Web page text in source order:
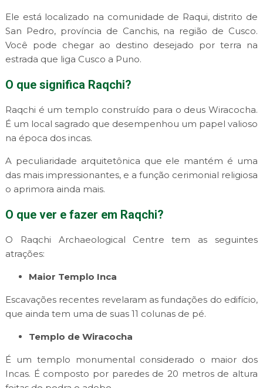
Ele está localizado na comunidade de Raqui, distrito de
San Pedro, província de Canchis, na região de Cusco.
Você pode chegar ao destino desejado por terra na
estrada que liga Cusco a Puno.
O que significa Raqchi?
Raqchi é um templo construído para o deus Wiracocha.
É um local sagrado que desempenhou um papel valioso
na época dos incas.
A peculiaridade arquitetônica que ele mantém é uma
das mais impressionantes, e a função cerimonial religiosa
o aprimora ainda mais.
O que ver e fazer em Raqchi?
O Raqchi Archaeological Centre tem as seguintes
atrações:
Maior Templo Inca
Escavações recentes revelaram as fundações do edifício,
que ainda tem uma de suas 11 colunas de pé.
Templo de Wiracocha
É um templo monumental considerado o maior dos
Incas. É composto por paredes de 20 metros de altura